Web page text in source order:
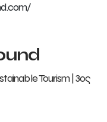
Tourism | 3ος